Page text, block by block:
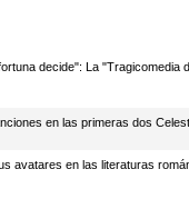
decide": La
en las primeras dos
avatares en las literaturas